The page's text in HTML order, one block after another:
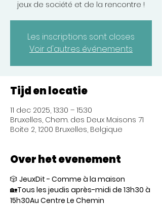
jeux de société et de la rencontre !
Les inscriptions sont closes
Voir d'autres événements
Tijd en locatie
11 dec 2025, 13:30 – 15:30
Bruxelles, Chem. des Deux Maisons 71
Boite 2, 1200 Bruxelles, Belgique
Over het evenement
🎲 JeuxDit - Comme à la maison
🏡Tous les jeudis après-midi de 13h30 à
15h30Au Centre Le Chemin